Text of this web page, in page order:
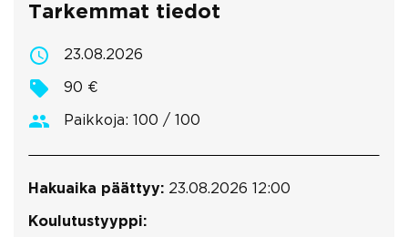
Tarkemmat tiedot
23.08.2026
90 €
Paikkoja: 100 / 100
Hakuaika päättyy: 23.08.2026 12:00
Koulutustyyppi: